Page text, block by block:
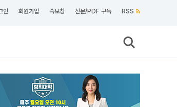
인 회원가입 속보창 신문/PDF 구독 RSS